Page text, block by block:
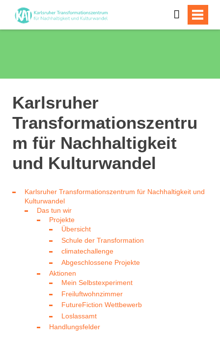
Karlsruher
Transformationszentru
m für Nachhaltigkeit
und Kulturwandel
Karlsruher Transformationszentrum für Nachhaltigkeit und
Kulturwandel
Das tun wir
Projekte
Übersicht
Schule der Transformation
climatechallenge
Abgeschlossene Projekte
Aktionen
Mein Selbstexperiment
Freiluftwohnzimmer
FutureFiction Wettbewerb
Loslassamt
Handlungsfelder